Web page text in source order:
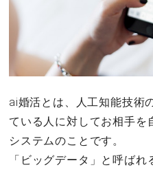
ai婚活とは、人工知能技術
ている人に対してお相手を
システムのことです。
「ビッグデータ」と呼ばれ